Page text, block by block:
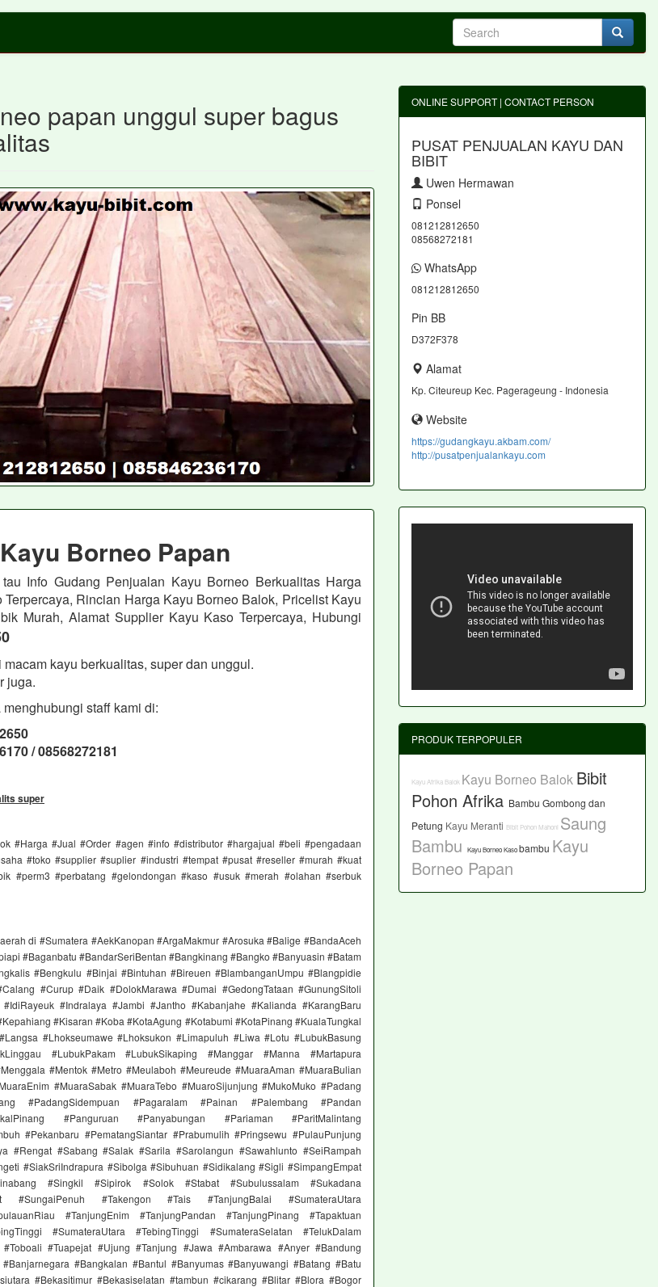
papan unggul super bagus
Kayu Borneo Papan
Info Gudang Penjualan Kayu Borneo Berkualitas Harga
Rincian Harga Kayu Borneo Balok, Pricelist Kayu
Murah, Alamat Supplier Kayu Kaso Terpercaya, Hubungi
kayu berkualitas, super dan unggul.
juga.
staff kami di:
/ 08568272181
super
#Harga #Jual #Order #agen #info #distributor #hargajual #beli #pengadaan
#toko #supplier #suplier #industri #tempat #pusat #reseller #murah #kuat
#perm3 #perbatang #gelondongan #kaso #usuk #merah #olahan #serbuk
di #Sumatera #AekKanopan #ArgaMakmur #Arosuka #Balige #BandaAceh
#Baganbatu #BandarSeriBentan #Bangkinang #Bangko #Banyuasin #Batam
#Bengkulu #Binjai #Bintuhan #Bireuen #BlambanganUmpu #Blangpidie
#Curup #Daik #DolokMarawa #Dumai #GedongTataan #GunungSitoli
#IdiRayeuk #Indralaya #Jambi #Jantho #Kabanjahe #Kalianda #KarangBaru
#Kisaran #Koba #KotaAgung #Kotabumi #KotaPinang #KualaTungkal
#Lhokseumawe #Lhoksukon #Limapuluh #Liwa #Lotu #LubukBasung
#LubukPakam #LubukSikaping #Manggar #Manna #Martapura
#Mentok #Metro #Meulaboh #Meureude #MuaraAman #MuaraBulian
#MuaraSabak #MuaraTebo #MuaroSijunjung #MukoMuko #Padang
#PadangSidempuan #Pagaralam #Painan #Palembang #Pandan
#Panguruan #Panyabungan #Pariaman #ParitMalintang
#Pekanbaru #PematangSiantar #Prabumulih #Pringsewu #PulauPunjung
#Rengat #Sabang #Salak #Sarila #Sarolangun #Sawahlunto #SeiRampah
#SiakSriIndrapura #Sibolga #Sibuhuan #Sidikalang #Sigli #SimpangEmpat
#Singkil #Sipirok #Solok #Stabat #Subulussalam #Sukadana
#SungaiPenuh #Takengon #Tais #TanjungBalai #SumateraUtara
#TanjungEnim #TanjungPandan #TanjungPinang #Tapaktuan
#SumateraUtara #TebingTinggi #SumateraSelatan #TelukDalam
#Toboali #Tuapejat #Ujung #Tanjung #Jawa #Ambarawa #Anyer #Bandung
#Bangkalan #Bantul #Banyumas #Banyuwangi #Batang #Batu
#Bekasitimur #Bekasiselatan #tambun #cikarang #Blitar #Blora #Bogor
ONLINE SUPPORT | CONTACT PERSON
PUSAT PENJUALAN KAYU DAN
BIBIT
Uwen Hermawan
Ponsel
081212812650
08568272181
WhatsApp
081212812650
Pin BB
D372F378
Alamat
Kp. Citeureup Kec. Pagerageung - Indonesia
Website
https://gudangkayu.akbam.com/
http://pusatpenjualankayu.com
PRODUK TERPOPULER
Kayu Afrika Balok Kayu Borneo Balok Bibit
Pohon Afrika Bambu Gombong dan
Petung Kayu Meranti Bibit Pohon Mahoni Saung
Bambu
Kayu Borneo Kasobambu Kayu
Borneo Papan